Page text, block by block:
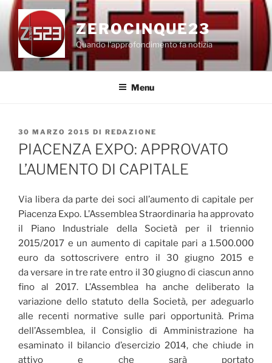
Salta
contenuto
ZEROCINQUE23
Quando l'approfondimento fa notizia
Menu
PUBBLICATO
IL
30 MARZO 2015 DI REDAZIONE
PIACENZA EXPO: APPROVATO
L’AUMENTO DI CAPITALE
Via libera da parte dei soci all’aumento di capitale per
Piacenza Expo. L’Assemblea Straordinaria ha approvato
il Piano Industriale della Società per il triennio
2015/2017 e un aumento di capitale pari a 1.500.000
euro da sottoscrivere entro il 30 giugno 2015 e
da versare in tre rate entro il 30 giugno di ciascun anno
fino al 2017. L’Assemblea ha anche deliberato la
variazione dello statuto della Società, per adeguarlo
alle recenti normative sulle pari opportunità. Prima
dell’Assemblea, il Consiglio di Amministrazione ha
esaminato il bilancio d’esercizio 2014, che chiude in
attivo e che sarà portato